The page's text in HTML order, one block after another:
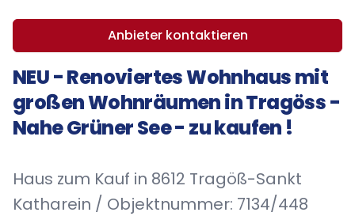
Anbieter kontaktieren
NEU - Renoviertes Wohnhaus mit
großen Wohnräumen in Tragöss -
Nahe Grüner See - zu kaufen !
Haus zum Kauf in 8612 Tragöß-Sankt
Katharein / Objektnummer: 7134/448